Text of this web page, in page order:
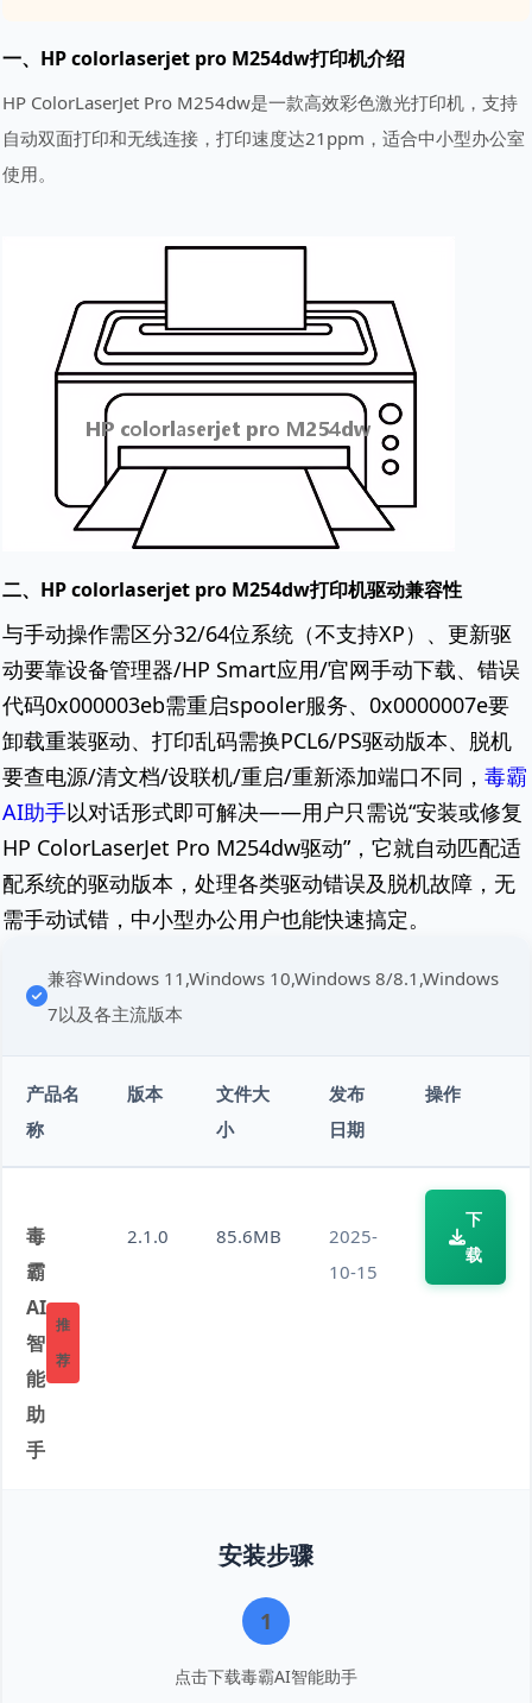
一、HP colorlaserjet pro M254dw打印机介绍
HP ColorLaserJet Pro M254dw是一款高效彩色激光打印机，支持
自动双面打印和无线连接，打印速度达21ppm，适合中小型办公室
使用。
二、HP colorlaserjet pro M254dw打印机驱动兼容性
与手动操作需区分32/64位系统（不支持XP）、更新驱
动要靠设备管理器/HP Smart应用/官网手动下载、错误
代码0x000003eb需重启spooler服务、0x0000007e要
卸载重装驱动、打印乱码需换PCL6/PS驱动版本、脱机
要查电源/清文档/设联机/重启/重新添加端口不同， 毒霸
AI助手以对话形式即可解决——用户只需说“安装或修复
HP ColorLaserJet Pro M254dw驱动”，它就自动匹配适
配系统的驱动版本，处理各类驱动错误及脱机故障，无
需手动试错，中小型办公用户也能快速搞定。
兼容Windows 11,Windows 10,Windows 8/8.1,Windows
7以及各主流版本
产品名
称
版本
文件大
小
发布
日期
操作
毒
霸
AI
智
能
助
手
推
荐
2.1.0 85.6MB
2025-
10-15
下
载
安装步骤
1
点击下载毒霸AI智能助手